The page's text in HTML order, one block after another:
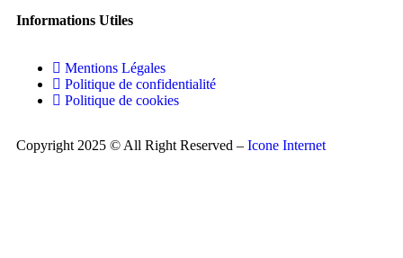
Informations Utiles
Mentions Légales
Politique de confidentialité
Politique de cookies
Copyright 2025 © All Right Reserved – Icone Internet